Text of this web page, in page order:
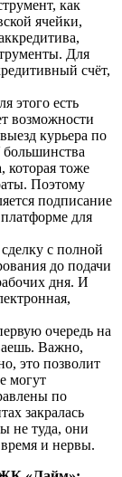
как
ячейки,
Для
счёт,
этого есть
возможности
курьера по
которая тоже
Поэтому
подписание
для
с полной
до подачи
дня. И
очередь на
Важно,
это позволит
могут
по
закралась
не туда, они
и нервы.